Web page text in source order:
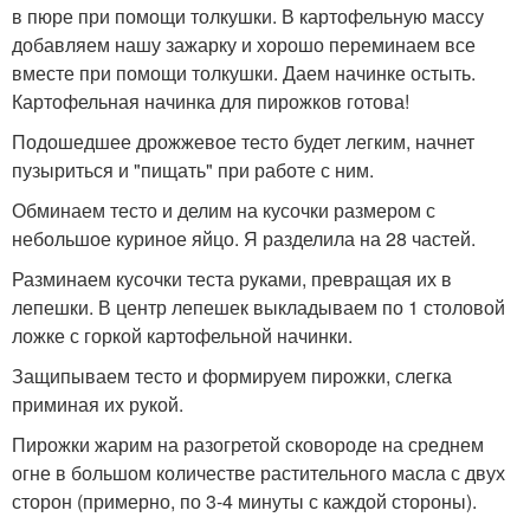
в пюре при помощи толкушки. В картофельную массу
добавляем нашу зажарку и хорошо переминаем все
вместе при помощи толкушки. Даем начинке остыть.
Картофельная начинка для пирожков готова!
Подошедшее дрожжевое тесто будет легким, начнет
пузыриться и "пищать" при работе с ним.
Обминаем тесто и делим на кусочки размером с
небольшое куриное яйцо. Я разделила на 28 частей.
Разминаем кусочки теста руками, превращая их в
лепешки. В центр лепешек выкладываем по 1 столовой
ложке с горкой картофельной начинки.
Защипываем тесто и формируем пирожки, слегка
приминая их рукой.
Пирожки жарим на разогретой сковороде на среднем
огне в большом количестве растительного масла с двух
сторон (примерно, по 3-4 минуты с каждой стороны).